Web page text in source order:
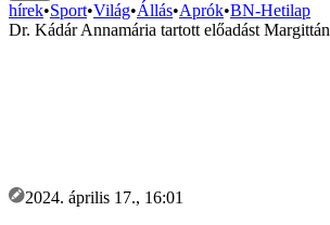
hírek•Sport•Világ•Állás•Aprók•BN-Hetilap
Dr. Kádár Annamária tartott előadást Margittán
2024. április 17., 16:01